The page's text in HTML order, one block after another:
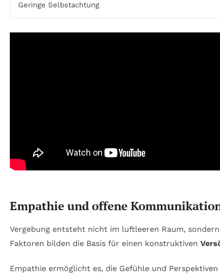
Geringe Selbstachtung
Empathie und offene
Vergebung entsteht nicht im luftleeren Raum,
Faktoren bilden die Basis für einen konstruktiven
Empathie ermöglicht es, die Gefühle und